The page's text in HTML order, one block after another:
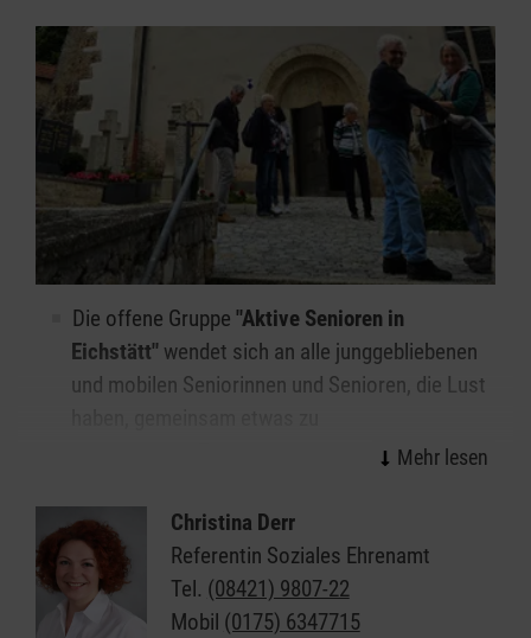
Die offene Gruppe "Aktive Senioren in
Eichstätt" wendet sich an alle junggebliebenen
und mobilen Seniorinnen und Senioren, die Lust
Trotz (altersbedingter) Einschränkungen
draußen unterwegs sein:Rikscha-Dienst /
Tandem-Dienst(Eichstätt, Wendelstein,
Christina Derr
Referentin Soziales Ehrenamt
Tel. (08421) 9807-22
Mobil (0175) 6347715